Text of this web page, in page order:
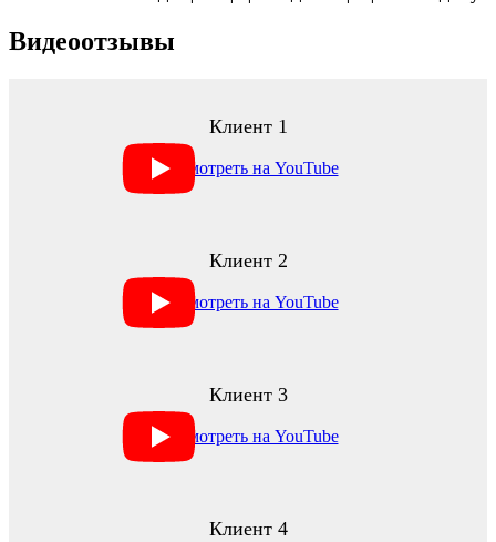
Видеоотзывы
Клиент 1
Клиент 2
Клиент 3
Клиент 4